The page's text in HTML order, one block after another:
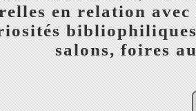
en relation avec
salons, foires